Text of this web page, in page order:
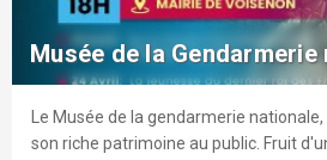
Musée de la Gendarmerie
Le Musée de la gendarmerie
son riche patrimoine au public. Fruit